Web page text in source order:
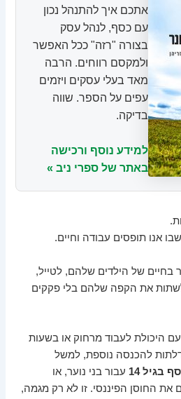
אתכם איך להתנהל נכון
עם כסף, לנהל עסק
בצורה "רזה" ככל האפשר
ולמקסם רווחים. הרבה
מאד בעלי עסקים ויזמים
עפים על הספר. שווה
בדיקה.
למידע נוסף ורכישה
באתר של ספרי ניב »
אנו תופסים עבודה וחיים.
בחיים של הילדים שלהם, לטייל,
את הקפה שלהם בלי פקקים
היכולת לעבוד מרחוק או בשעות
דלתות להכנסה נוספת, למשל
בגיל 14
עבור בני נוער, או
את החוסן הפיננסי. זו לא רק מגמה,